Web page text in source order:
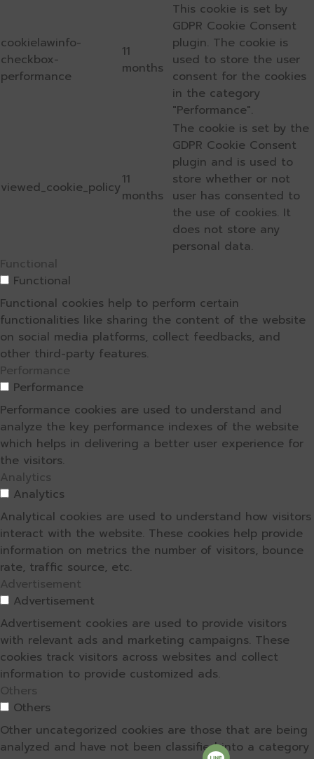
cookielawinfo-
checkbox-
performance
11
months
This cookie is set by
GDPR Cookie Consent
plugin. The cookie is
used to store the user
consent for the cookies
in the category
"Performance".
viewed_cookie_policy11
months
The cookie is set by the
GDPR Cookie Consent
plugin and is used to
store whether or not
user has consented to
the use of cookies. It
does not store any
personal data.
Functional
Functional
Functional cookies help to perform certain
functionalities like sharing the content of the website
on social media platforms, collect feedbacks, and
other third-party features.
Performance
Performance
Performance cookies are used to understand and
analyze the key performance indexes of the website
which helps in delivering a better user experience for
the visitors.
Analytics
Analytics
Analytical cookies are used to understand how visitors
interact with the website. These cookies help provide
information on metrics the number of visitors, bounce
rate, traffic source, etc.
Advertisement
Advertisement
Advertisement cookies are used to provide visitors
with relevant ads and marketing campaigns. These
cookies track visitors across websites and collect
information to provide customized ads.
Others
Others
Other uncategorized cookies are those that are being
analyzed and have not been classified into a category